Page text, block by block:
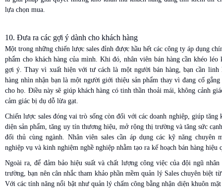
lựa chọn mua.
10. Đưa ra các gợi ý dành cho khách hàng
Một trong những chiến lược sales đỉnh được hầu hết các công ty áp dụng
phẩm cho khách hàng của mình. Khi đó, nhân viên bán hàng cần khéo léo
gợi ý. Thay vì xuất hiện với tư cách là một người bán hàng, bạn cần linh
hàng nhìn nhận bạn là một người giới thiệu sản phẩm thay vì đang cố gắng
cho họ. Điều này sẽ giúp khách hàng có tinh thần thoải mái, không cảnh
cảm giác bị dụ dỗ lừa gạt.
Chiến lược sales đóng vai trò sống còn đối với các doanh nghiệp, giúp tăng
diện sản phẩm, tăng uy tín thương hiệu, mở rộng thị trường và tăng sức
đối thủ cùng ngành. Nhân viên sales cần áp dụng các kỹ năng chuyên
nghiệp vụ và kinh nghiệm nghề nghiệp nhằm tạo ra kế hoạch bán hàng hiệu
Ngoài ra, để đảm bảo hiệu suất và chất lượng công việc của đội ngũ
trường, bạn nên cân nhắc tham khảo phần mềm quản lý Sales chuyên biệt
Với các tính năng nổi bật như quản lý chấm công bằng nhận diện khuôn